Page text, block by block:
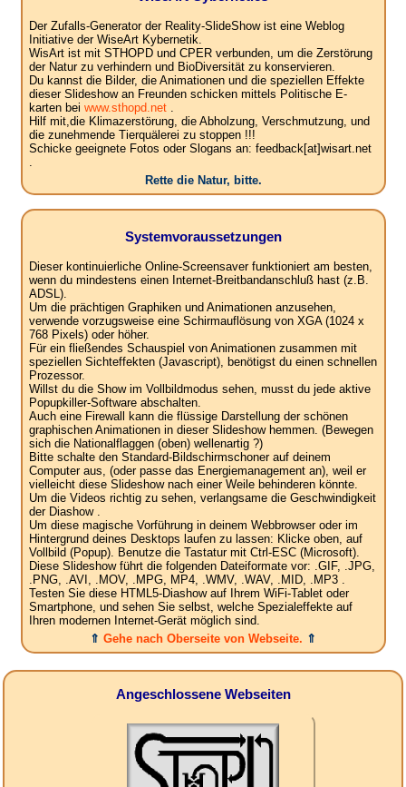
Der Zufalls-Generator der Reality-SlideShow ist eine Weblog
Initiative der WiseArt Kybernetik.
WisArt ist mit STHOPD und CPER verbunden, um die Zerstörung
der Natur zu verhindern und BioDiversität zu konservieren.
Du kannst die Bilder, die Animationen und die speziellen Effekte
dieser Slideshow an Freunden schicken mittels Politische E-
karten bei www.sthopd.net.
Hilf mit,die Klimazerstörung, die Abholzung, Verschmutzung, und
die zunehmende Tierquälerei zu stoppen !!!
Schicke geeignete Fotos oder Slogans an: feedback[at]wisart.net
.
Rette die Natur, bitte.
Systemvoraussetzungen
Dieser kontinuierliche Online-Screensaver funktioniert am besten,
wenn du mindestens einen Internet-Breitbandanschluß hast (z.B.
ADSL).
Um die prächtigen Graphiken und Animationen anzusehen,
verwende vorzugsweise eine Schirmauflösung von XGA (1024 x
768 Pixels) oder höher.
Für ein fließendes Schauspiel von Animationen zusammen mit
speziellen Sichteffekten (Javascript), benötigst du einen schnellen
Prozessor.
Willst du die Show im Vollbildmodus sehen, musst du jede aktive
Popupkiller-Software abschalten.
Auch eine Firewall kann die flüssige Darstellung der schönen
graphischen Animationen in dieser Slideshow hemmen. (Bewegen
sich die Nationalflaggen (oben) wellenartig ?)
Bitte schalte den Standard-Bildschirmschoner auf deinem
Computer aus, (oder passe das Energiemanagement an), weil er
vielleicht diese Slideshow nach einer Weile behinderen könnte.
Um die Videos richtig zu sehen, verlangsame die Geschwindigkeit
der Diashow .
Um diese magische Vorführung in deinem Webbrowser oder im
Hintergrund deines Desktops laufen zu lassen: Klicke oben, auf
Vollbild (Popup). Benutze die Tastatur mit Ctrl-ESC (Microsoft).
Diese Slideshow führt die folgenden Dateiformate vor: .GIF, .JPG,
.PNG, .AVI, .MOV, .MPG, MP4, .WMV, .WAV, .MID, .MP3 .
Testen Sie diese HTML5-Diashow auf Ihrem WiFi-Tablet oder
Smartphone, und sehen Sie selbst, welche Spezialeffekte auf
Ihren modernen Internet-Gerät möglich sind.
⇑ Gehe nach Oberseite von Webseite. ⇑
Angeschlossene Webseiten